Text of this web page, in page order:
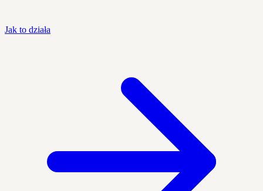
Jak to działa